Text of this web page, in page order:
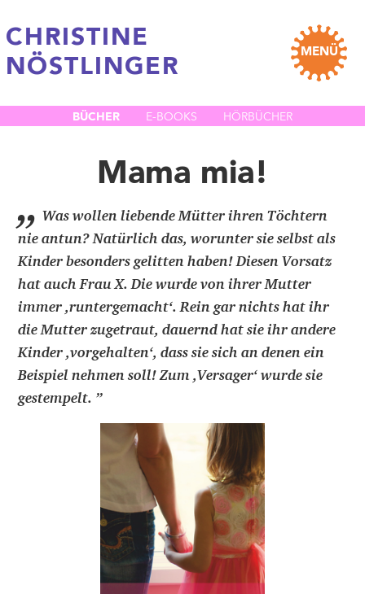
CHRISTINE
NÖSTLINGER
MENÜ
BÜCHER E-BOOKS HÖRBÜCHER
Mama mia!
„ Was wollen liebende Mütter ihren Töchtern
nie antun? Natürlich das, worunter sie selbst als
Kinder besonders gelitten haben! Diesen Vorsatz
hat auch Frau X. Die wurde von ihrer Mutter
immer ,runtergemacht‘. Rein gar nichts hat ihr
die Mutter zugetraut, dauernd hat sie ihr andere
Kinder ,vorgehalten‘, dass sie sich an denen ein
Beispiel nehmen soll! Zum ,Versager‘ wurde sie
gestempelt. ”